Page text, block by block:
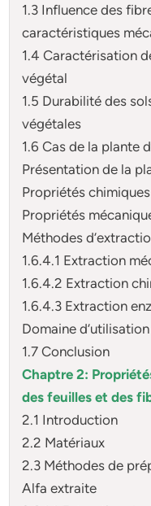
1.3 Influence des
caractéristiques
1.4 Caractérisation
végétal
1.5 Durabilité des
végétales
1.6 Cas de la plante
Présentation de la
Propriétés chimiques
Propriétés
Méthodes
1.6.4.1 Extraction
1.6.4.2 Extraction
1.6.4.3 Extraction
Domaine d’utilisation
1.7 Conclusion
Chaptre 2:
des feuilles et des
2.1 Introduction
2.2 Matériaux
2.3 Méthodes de
Alfa extraite